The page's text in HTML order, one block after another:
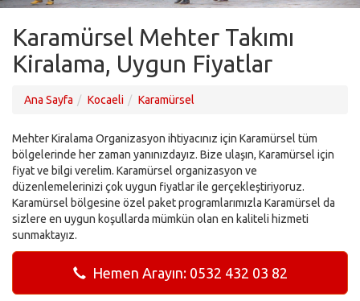
Karamürsel Mehter Takımı
Kiralama, Uygun Fiyatlar
Ana Sayfa Kocaeli Karamürsel
Mehter Kiralama Organizasyon ihtiyacınız için Karamürsel tüm
bölgelerinde her zaman yanınızdayız. Bize ulaşın, Karamürsel için
fiyat ve bilgi verelim. Karamürsel organizasyon ve
düzenlemelerinizi çok uygun fiyatlar ile gerçekleştiriyoruz.
Karamürsel bölgesine özel paket programlarımızla Karamürsel da
sizlere en uygun koşullarda mümkün olan en kaliteli hizmeti
sunmaktayız.
Hemen Arayın: 0532 432 03 82